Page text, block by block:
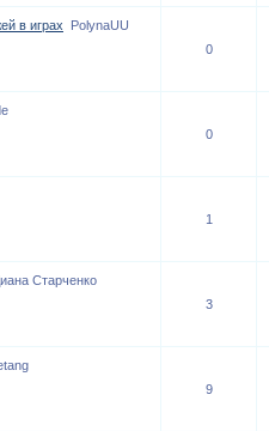
в играх
PolynaUU
0
0
1
Старченко
3
9